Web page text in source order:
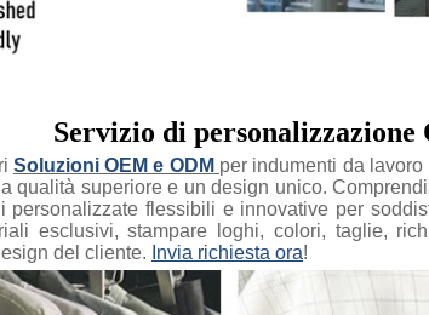
Servizio di personalizzazione
Soluzioni OEM e ODM per indumenti da
qualità superiore e un design unico.
personalizzate flessibili e innovative per
esclusivi, stampare loghi, colori, taglie,
del cliente. Invia richiesta ora!